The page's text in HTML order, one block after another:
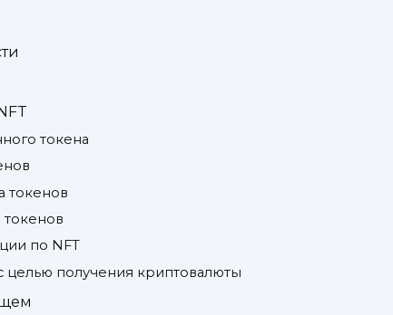
токена
токенов
токенов
по NFT
целью получения криптовалюты